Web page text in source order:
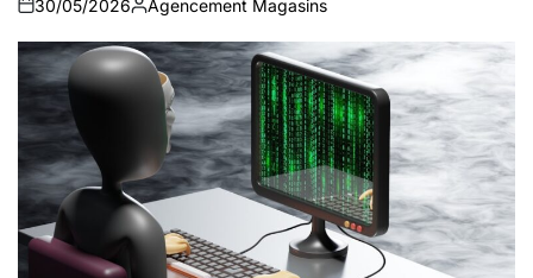
on
30/05/2026
Auteur
Agencement Magasins